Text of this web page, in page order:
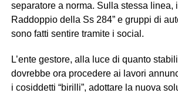
separatore a norma. Sulla stessa linea,
Raddoppio della Ss 284” e gruppi di
sono fatti sentire tramite i social.
L’ente gestore, alla luce di quanto
dovrebbe ora procedere ai lavori
i cosiddetti “birilli”, adottare la nuova